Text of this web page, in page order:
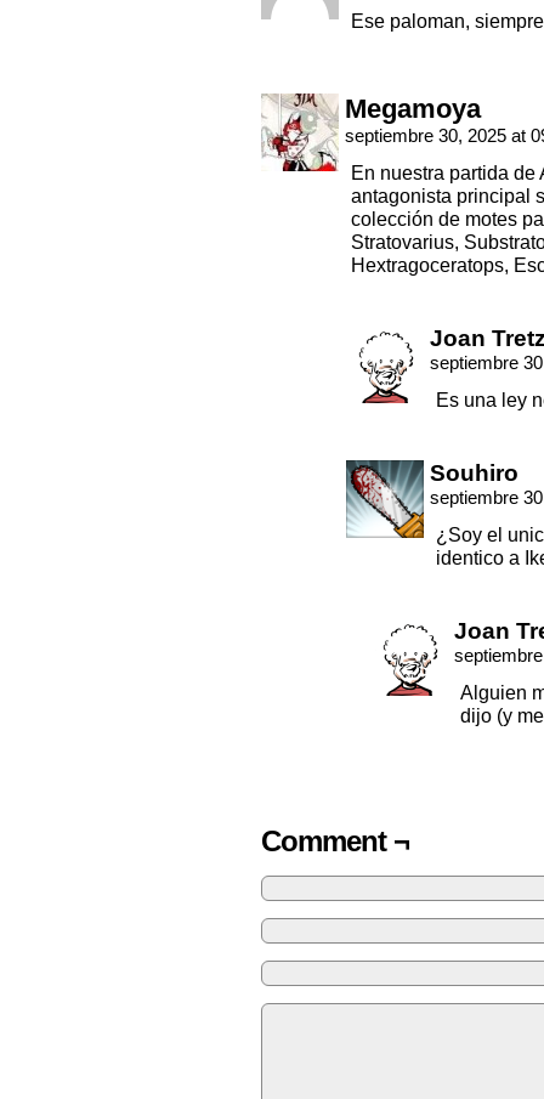
Ese paloman,
Megamoya
septiembre 30, 2025 at
En nuestra partida de
antagonista principal
colección de motes
Stratovarius,
Hextragoceratops,
Joan
septiembre
Es una ley
Souhiro
septiembre
¿Soy el
identico a
Joan
Alguien
dijo (y
Comment ¬